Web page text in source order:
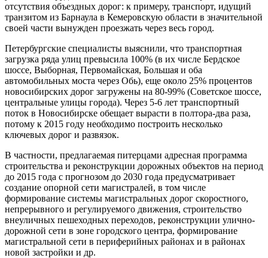
отсутствия объездных дорог: к примеру, транспорт, идущий
транзитом из Барнаула в Кемеровскую области в значительной
своей части вынужден проезжать через весь город.
Петербургские специалисты выяснили, что транспортная
загрузка ряда улиц превысила 100% (в их числе Бердское
шоссе, Выборная, Первомайская, Большая и оба
автомобильных моста через Обь), еще около 25% процентов
новосибирских дорог загружены на 80-99% (Советское шоссе,
центральные улицы города). Через 5-6 лет транспортный
поток в Новосибирске обещает вырасти в полтора-два раза,
потому к 2015 году необходимо построить несколько
ключевых дорог и развязок.
В частности, предлагаемая питерцами адресная программа
строительства и реконструкции дорожных объектов на период
до 2015 года с прогнозом до 2030 года предусматривает
создание опорной сети магистралей, в том числе
формирование системы магистральных дорог скоростного,
непрерывного и регулируемого движения, строительство
внеуличных пешеходных переходов, реконструкции улично-
дорожной сети в зоне городского центра, формирование
магистральной сети в периферийных районах и в районах
новой застройки и др.